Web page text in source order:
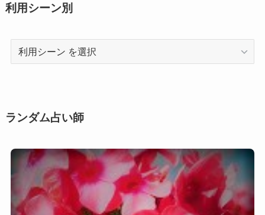
利用シーン別
利
用
ン
ランダム占い師